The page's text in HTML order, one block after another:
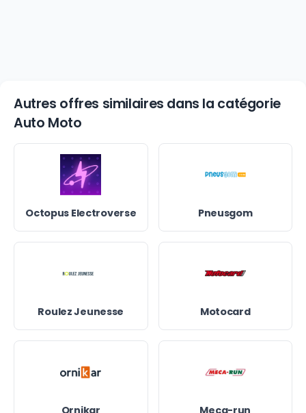
Autres offres similaires dans la catégorie
Auto Moto
Octopus Electroverse Pneusgom
Roulez Jeunesse Motocard